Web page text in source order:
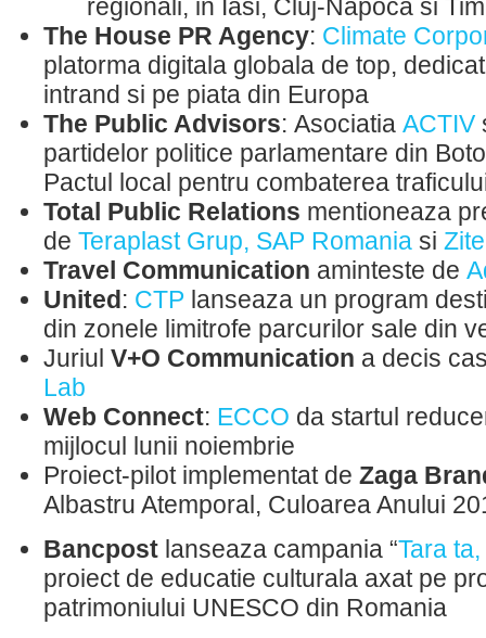
regionali, in Iasi, Cluj-Napoca si
The House PR Agency: Climate
platorma digitala globala de top,
intrand si pe piata din Europa
The Public Advisors: Asociatia ACTIV
partidelor politice parlamentare din
Pactul local pentru combaterea
Total Public Relations mentioneaza
de Teraplast Grup, SAP Romania si
Travel Communication aminteste de
United: CTP lanseaza un program
din zonele limitrofe parcurilor sale din
Juriul V+O Communication a decis
Lab
Web Connect: ECCO da startul
mijlocul lunii noiembrie
Proiect-pilot implementat de Zaga
Albastru Atemporal, Culoarea Anului
Bancpost lanseaza campania “Tara
proiect de educatie culturala axat pe
patrimoniului UNESCO din Romania